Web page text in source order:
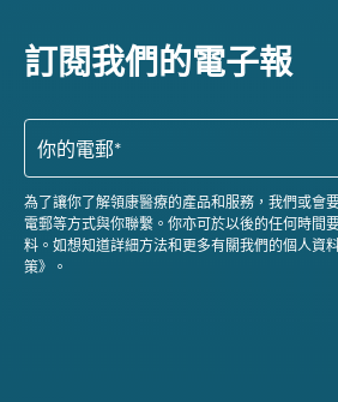
訂閱我們的電子報
為了讓你了解領康醫療的產品和服務，我們或會
電郵等方式與你聯繫。你亦可於以後的任何時間
料。如想知道詳細方法和更多有關我們的個人資
策》。